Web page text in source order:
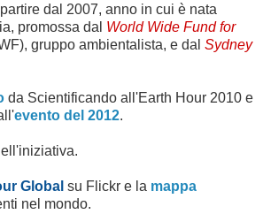
dal 2007, anno in cui è nata
promossa dal World Wide Fund for
gruppo ambientalista, e dal Sydney
da Scientificando all'Earth Hour 2010 e
l'evento del 2012.
Global su Flickr e la mappa
nel mondo.